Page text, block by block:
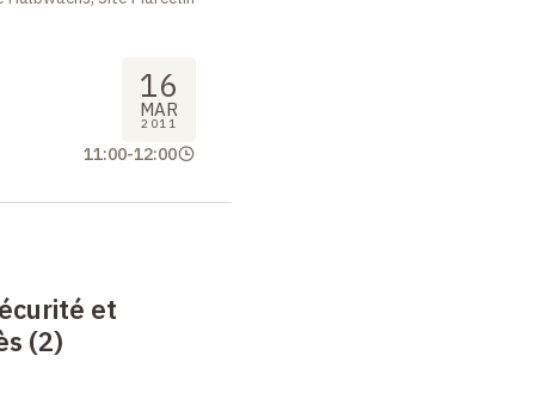
16
MAR
2011
11:00-12:00
et
(2)